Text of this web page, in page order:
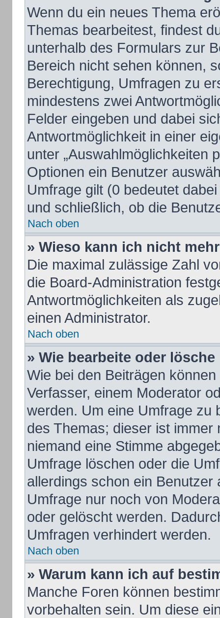
Wenn du ein neues Thema
Themas bearbeitest, findest
unterhalb des Formulars zur
Bereich nicht sehen können,
Berechtigung, Umfragen zu
mindestens zwei
Felder eingeben und dabei
Antwortmöglichkeit in einer
unter „Auswahlmöglichkeiten
Optionen ein Benutzer
Umfrage gilt (0 bedeutet
und schließlich, ob die
Nach oben
» Wieso kann ich nicht
Die maximal zulässige Zahl
die Board-Administration
Antwortmöglichkeiten als
einen Administrator.
Nach oben
» Wie bearbeite oder
Wie bei den Beiträgen
Verfasser, einem Moderator
werden. Um eine Umfrage zu
des Themas; dieser ist
niemand eine Stimme
Umfrage löschen oder die
allerdings schon ein
Umfrage nur noch von
oder gelöscht werden.
Umfragen verhindert werden.
Nach oben
» Warum kann ich auf
Manche Foren können
vorbehalten sein. Um diese